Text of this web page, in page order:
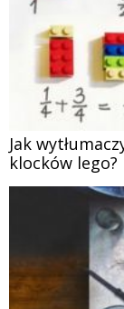
Jak
klocków lego?